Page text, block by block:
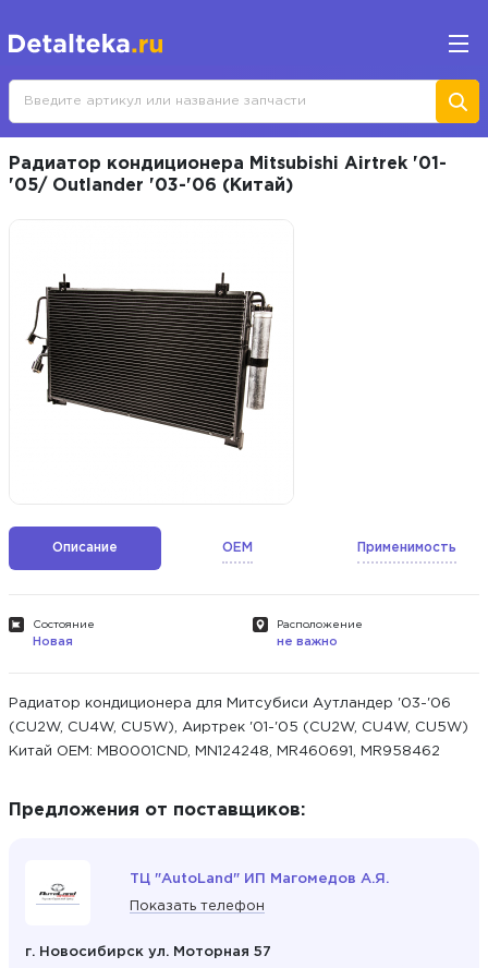
Радиатор кондиционера Mitsubishi Airtrek '01-
'05/ Outlander '03-'06 (Китай)
Описание OEM Применимость
Состояние
Новая
Расположение
не важно
Радиатор кондиционера для Митсубиси Аутландер '03-'06
(CU2W, CU4W, CU5W), Аиртрек '01-'05 (CU2W, CU4W, CU5W)
Китай ОЕМ: MB0001CND, MN124248, MR460691, MR958462
Предложения от поставщиков:
ТЦ "AutoLand" ИП Магомедов А.Я.
Показать телефон
г. Новосибирск ул. Моторная 57